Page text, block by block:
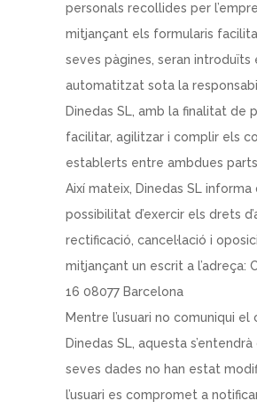
personals recollides per
mitjançant els formularis
seves pàgines, seran introduïts
automatitzat sota la
Dinedas SL, amb la finalitat de
facilitar, agilitzar i complir els
establerts entre ambdues parts.
Així mateix, Dinedas SL informa
possibilitat d’exercir els drets
rectificació, cancel·lació i
mitjançant un escrit a l’adreça:
16 08077 Barcelona
Mentre l’usuari no comuniqui el
Dinedas SL, aquesta
seves dades no han estat
l’usuari es compromet a